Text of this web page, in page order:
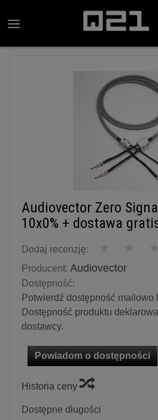
Audiovector Zero
10x0% + dostawa
Dodaj recenzję:
Producent: Audiovector
Dostępność:
Potwierdź dostępność mailowo
Dostępność produktu
dostawcy.
Powiadom o dostępności
Historia ceny
Dostępne długości